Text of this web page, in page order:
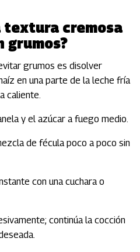
textura cremosa
grumos?
grumos es disolver
en una parte de la leche fría
caliente.
y el azúcar a fuego medio.
de fécula poco a poco sin
con una cuchara o
continúa la cocción